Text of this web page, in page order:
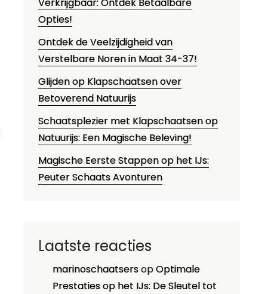
Opties!
Ontdek de Veelzijdigheid van
Verstelbare Noren in Maat 34-37!
Glijden op Klapschaatsen over
Betoverend Natuurijs
Schaatsplezier met Klapschaatsen op
Natuurijs: Een Magische Beleving!
Magische Eerste Stappen op het IJs:
Peuter Schaats Avonturen
Laatste reacties
marinoschaatsersopOptimale
Prestaties op het IJs: De Sleutel tot